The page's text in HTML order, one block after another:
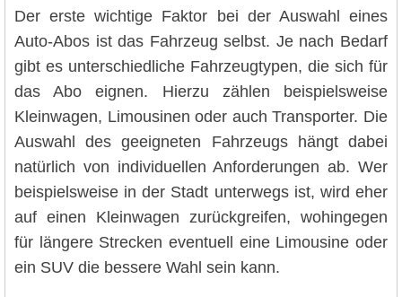
Der erste wichtige Faktor bei der Auswahl eines
Auto-Abos ist das Fahrzeug selbst. Je nach Bedarf
gibt es unterschiedliche Fahrzeugtypen, die sich für
das Abo eignen. Hierzu zählen beispielsweise
Kleinwagen, Limousinen oder auch Transporter. Die
Auswahl des geeigneten Fahrzeugs hängt dabei
natürlich von individuellen Anforderungen ab. Wer
beispielsweise in der Stadt unterwegs ist, wird eher
auf einen Kleinwagen zurückgreifen, wohingegen
für längere Strecken eventuell eine Limousine oder
ein SUV die bessere Wahl sein kann.